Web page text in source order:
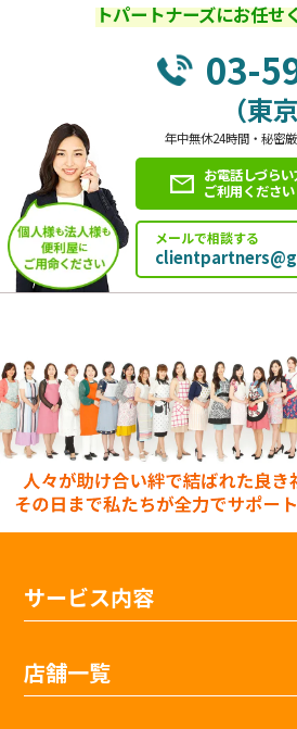
トパートナーズにお任せ
03-
（東
年中無休24時間・秘密
お電話しづら
ご利用ください
メールで相談する
サービス内容
店舗一覧